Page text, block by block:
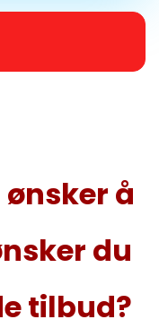
å
du
tilbud?